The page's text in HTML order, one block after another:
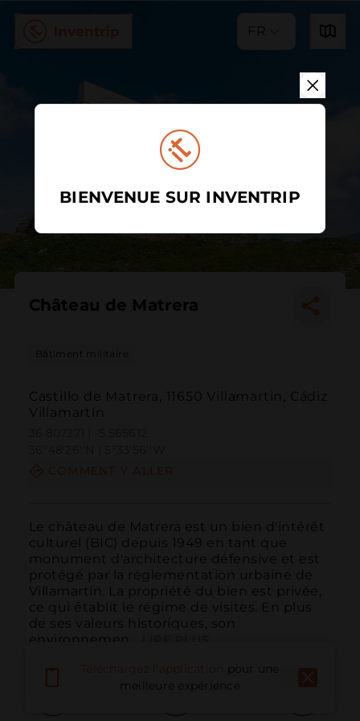
FR
Château de Matrera
Bâtiment militaire
Castillo de Matrera, 11650 Villamartin, Cádiz
Villamartín
Le château de Matrera est un bien d'intérêt
culturel (BIC) depuis 1949 en tant que
monument d'architecture défensive et est
protégé par la réglementation urbaine de
Villamartín. La propriété du bien est privée,
ce qui établit le régime de visites. En plus
de ses valeurs historiques, son
environnemen...
pour une
meilleure expérience
BIENVENUE SUR INVENTRIP